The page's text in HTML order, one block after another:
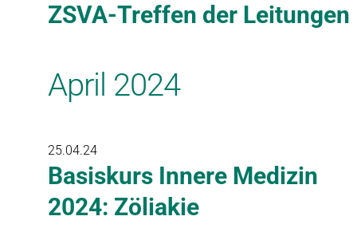
ZSVA-Treffen der Leitungen
April 2024
25.04.24
Basiskurs Innere Medizin
2024: Zöliakie